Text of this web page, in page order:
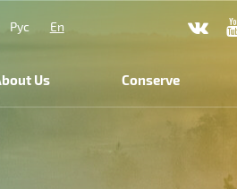
Рус
En
Us Conserve